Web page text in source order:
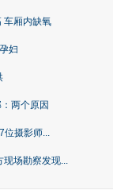
车厢内缺氧
妇
两个原因
位摄影师...
现场勘察发现...